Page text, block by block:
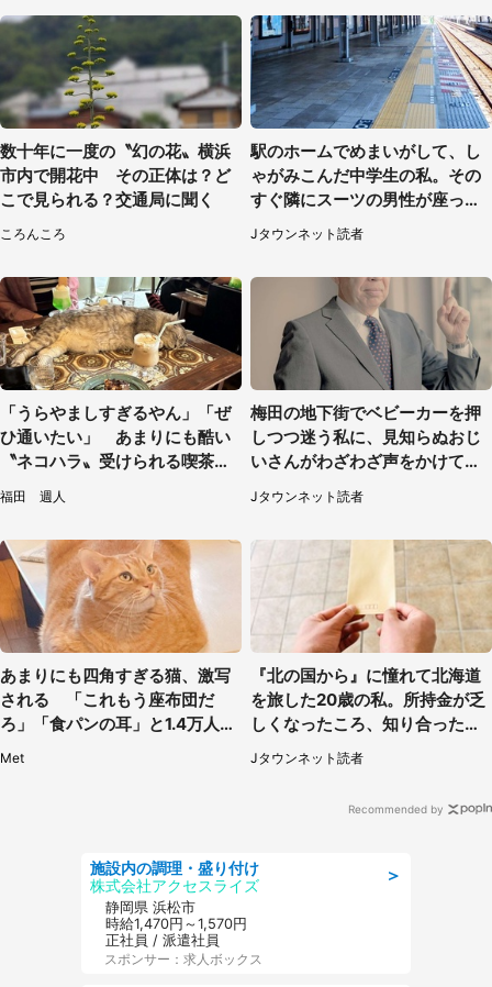
数十年に一度の〝幻の花〟横浜
市内で開花中 その正体は？ど
こで見られる？交通局に聞く
ころんころ
駅のホームでめまいがして、し
ゃがみこんだ中学生の私。その
すぐ隣にスーツの男性が座って
きて（千葉県・20代女性）
Jタウンネット読者
「うらやましすぎるやん」「ぜ
ひ通いたい」 あまりにも酷い
〝ネコハラ〟受けられる喫茶店
に5.3万人驚がく
福田 週人
梅田の地下街でベビーカーを押
しつつ迷う私に、見知らぬおじ
いさんがわざわざ声をかけてき
て（兵庫県・30代女性）
Jタウンネット読者
あまりにも四角すぎる猫、激写
される 「これもう座布団だ
ろ」「食パンの耳」と1.4万人困
Met
『北の国から』に憧れて北海道
を旅した20歳の私。所持金が乏
しくなったころ、知り合ったオ
ジサンに連れて行かれたのは
（福岡県・50代男性）
Jタウンネット読者
Recommended by
＞
施設内の調理・盛り付け
株式会社アクセスライズ
静岡県 浜松市
時給1,470円～1,570円
正社員 / 派遣社員
スポンサー：求人ボックス